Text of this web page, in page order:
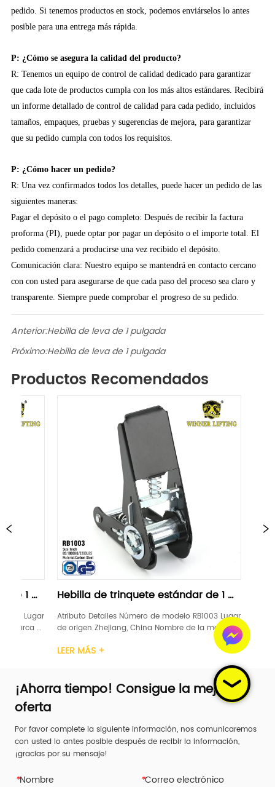
pedido. Si tenemos productos en stock, podemos enviárselos lo antes
posible para una entrega más rápida.
P: ¿Cómo se asegura la calidad del producto?
R: Tenemos un equipo de control de calidad dedicado para garantizar
que cada lote de productos cumpla con los más altos estándares. Recibirá
un informe detallado de control de calidad para cada pedido, incluidos
tamaños, empaques, pruebas y sugerencias de mejora, para garantizar
que su pedido cumpla con todos los requisitos.
P: ¿Cómo hacer un pedido?
R: Una vez confirmados todos los detalles, puede hacer un pedido de las
siguientes maneras:
Pagar el depósito o el pago completo: Después de recibir la factura
proforma (PI), puede optar por pagar un depósito o el importe total. El
pedido comenzará a producirse una vez recibido el depósito.
Comunicación clara: Nuestro equipo se mantendrá en contacto cercano
con con usted para asegurarse de que cada paso del proceso sea claro y
transparente. Siempre puede comprobar el progreso de su pedido.
Anterior:Hebilla de leva de 1 pulgada
Próximo:Hebilla de leva de 1 pulgada
Productos Recomendados
de trinquete estándar de 1
Detalles Número de modelo RB1003 Lugar
Zhejiang, China Nombre de la marca
1 pulgada Material Acero carbono
Hebilla de
"negra
Atributo Detalles Número
de origen Zhejiang, China
LEVANTAMIENTO DE
TUV Ancho 1 pulgada
Mango de trinquete
Aluminio Límite de car...
LEER MÁS +
¡Ahorra tiempo! Consigue la mejor
oferta
Por favor complete la siguiente información, nos comunicaremos
con usted lo antes posible después de recibir la información,
¡gracias por su mensaje!
*Nombre *Correo electrónico